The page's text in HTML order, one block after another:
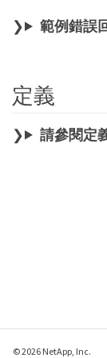
範例錯誤
定義
請參閱定
© 2026 NetApp, Inc.